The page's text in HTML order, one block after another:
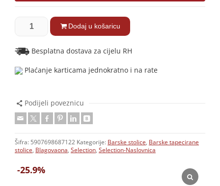
-25.9%
Dodaj u košaricu
Besplatna dostava za cijelu RH
Plaćanje karticama jednokratno i na rate
Podijeli poveznicu
Šifra: 5907698687122 Kategorije: Barske stolice, Barske tapecirane
stolice, Blagovaona, Selection, Selection-Naslovnica